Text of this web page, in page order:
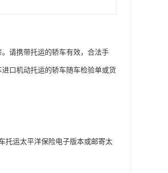
请携带托运的轿车有效，合法手
口机动托运的轿车随车检验单或货
托运太平洋保险电子版本或邮寄太